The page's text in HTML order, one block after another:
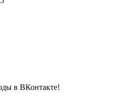
в ВКонтакте!